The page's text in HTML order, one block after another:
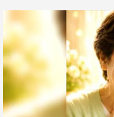
ーテーマに採用された
て、インディ－ズ時代
順風満帆に見えながら
く、さまざまな逆境を
圧巻のライブに。メン
東京ドームを埋め尽く